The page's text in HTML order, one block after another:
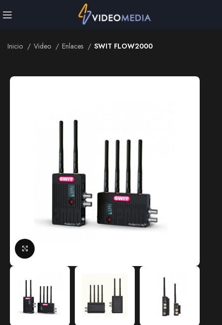
Enlaces
Inicio Video Enlaces SWIT FLOW2000